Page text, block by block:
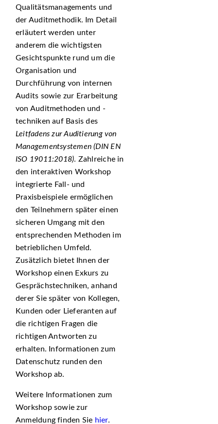
Qualitätsmanagements und
der Auditmethodik. Im Detail
erläutert werden unter
anderem die wichtigsten
Gesichtspunkte rund um die
Organisation und
Durchführung von internen
Audits sowie zur Erarbeitung
von Auditmethoden und -
techniken auf Basis des
Leitfadens zur Auditierung von
Managementsystemen (DIN EN
ISO 19011:2018). Zahlreiche in
den interaktiven Workshop
integrierte Fall- und
Praxisbeispiele ermöglichen
den Teilnehmern später einen
sicheren Umgang mit den
entsprechenden Methoden im
betrieblichen Umfeld.
Zusätzlich bietet Ihnen der
Workshop einen Exkurs zu
Gesprächstechniken, anhand
derer Sie später von Kollegen,
Kunden oder Lieferanten auf
die richtigen Fragen die
richtigen Antworten zu
erhalten. Informationen zum
Datenschutz runden den
Workshop ab.
Weitere Informationen zum
Workshop sowie zur
Anmeldung finden Sie hier.